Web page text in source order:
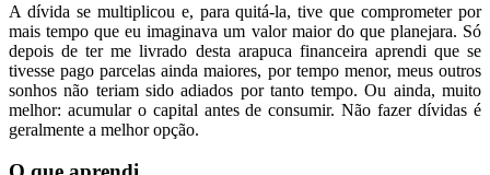
A dívida se multiplicou e, para quitá-la, tive que comprometer por
mais tempo que eu imaginava um valor maior do que planejara. Só
depois de ter me livrado desta arapuca financeira aprendi que se
tivesse pago parcelas ainda maiores, por tempo menor, meus outros
sonhos não teriam sido adiados por tanto tempo. Ou ainda, muito
melhor: acumular o capital antes de consumir. Não fazer dívidas é
geralmente a melhor opção.